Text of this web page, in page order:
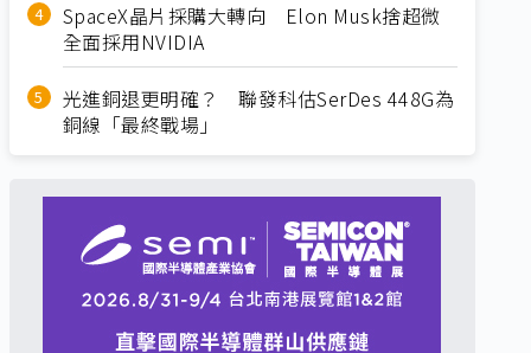
SpaceX晶片採購大轉向 Elon Musk捨超微
全面採用NVIDIA
光進銅退更明確？ 聯發科估SerDes 448G為
銅線「最終戰場」